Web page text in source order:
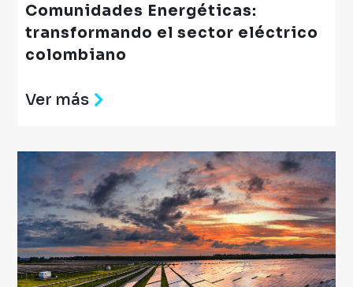
Comunidades Energéticas:
transformando el sector eléctrico
colombiano
Ver más